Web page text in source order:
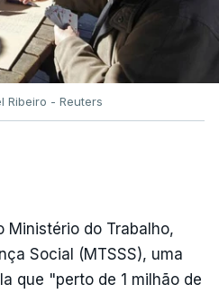
Ribeiro - Reuters
Ministério do Trabalho,
Social (MTSSS), uma
que "perto de 1 milhão de